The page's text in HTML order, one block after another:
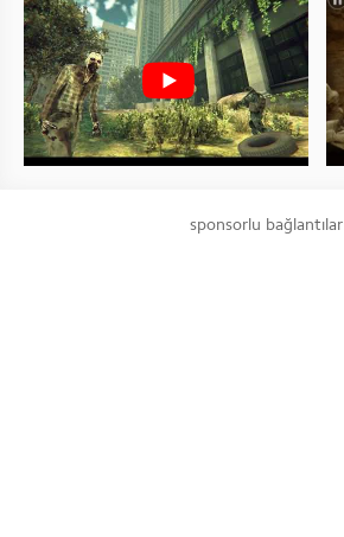
sponsorlu bağlantılar